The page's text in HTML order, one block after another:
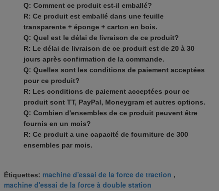
Q: Comment ce produit est-il emballé?
R: Ce produit est emballé dans une feuille
transparente + éponge + carton en bois.
Q: Quel est le délai de livraison de ce produit?
R: Le délai de livraison de ce produit est de 20 à 30
jours après confirmation de la commande.
Q: Quelles sont les conditions de paiement acceptées
pour ce produit?
R: Les conditions de paiement acceptées pour ce
produit sont TT, PayPal, Moneygram et autres options.
Q: Combien d'ensembles de ce produit peuvent être
fournis en un mois?
R: Ce produit a une capacité de fourniture de 300
ensembles par mois.
Étiquettes: machine d'essai de la force de traction ,
machine d'essai de la force à double station